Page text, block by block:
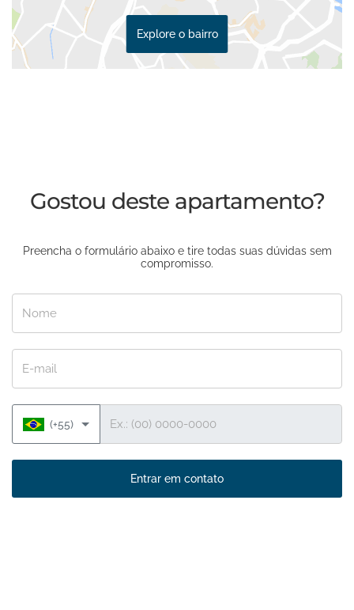
Explore o bairro
Gostou deste apartamento?
Preencha o formulário abaixo e tire todas suas dúvidas sem
compromisso.
(+55)
Entrar em contato